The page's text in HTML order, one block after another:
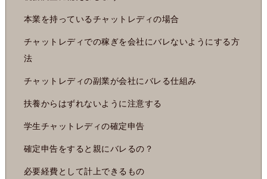
本業を持っているチャットレディの場合
チャットレディでの稼ぎを会社にバレないようにする方
法
チャットレディの副業が会社にバレる仕組み
扶養からはずれないように注意する
学生チャットレディの確定申告
確定申告をすると親にバレるの？
必要経費として計上できるもの